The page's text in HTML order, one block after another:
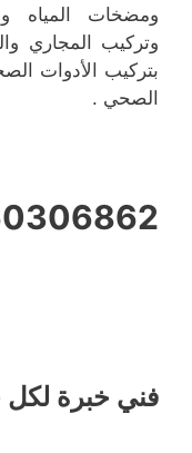
ومضخات المياه
وتركيب المجاري
بتركيب الأدوات
الصحي .
فني خبرة